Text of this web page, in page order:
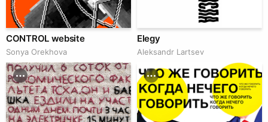
CONTROL website
Sonya Orekhova
Elegy
Аleksandr Lartsev